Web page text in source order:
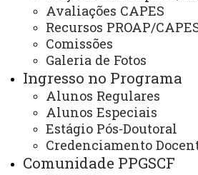
Avaliações CAPES
Recursos PROAP/
Comissões
Galeria de Fotos
Ingresso no Programa
Alunos Regulares
Alunos Especiais
Estágio Pós-Doutoral
Credenciamento
Comunidade PPGSCF
Mestrado e Doutorado em
Formulários /